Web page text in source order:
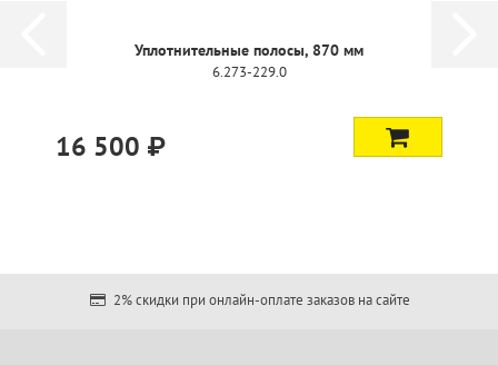
Уплотнительные полосы, 870 мм
6.273-229.0
16 500 ₽
2% скидки при онлайн-оплате заказов на сайте